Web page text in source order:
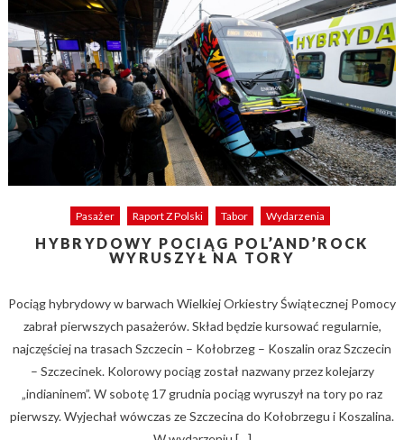
Pasażer Raport Z Polski Tabor Wydarzenia
HYBRYDOWY POCIĄG POL’AND’ROCK
WYRUSZYŁ NA TORY
Pociąg hybrydowy w barwach Wielkiej Orkiestry Świątecznej Pomocy
zabrał pierwszych pasażerów. Skład będzie kursować regularnie,
najczęściej na trasach Szczecin – Kołobrzeg – Koszalin oraz Szczecin
– Szczecinek. Kolorowy pociąg został nazwany przez kolejarzy
„indianinem”. W sobotę 17 grudnia pociąg wyruszył na tory po raz
pierwszy. Wyjechał wówczas ze Szczecina do Kołobrzegu i Koszalina.